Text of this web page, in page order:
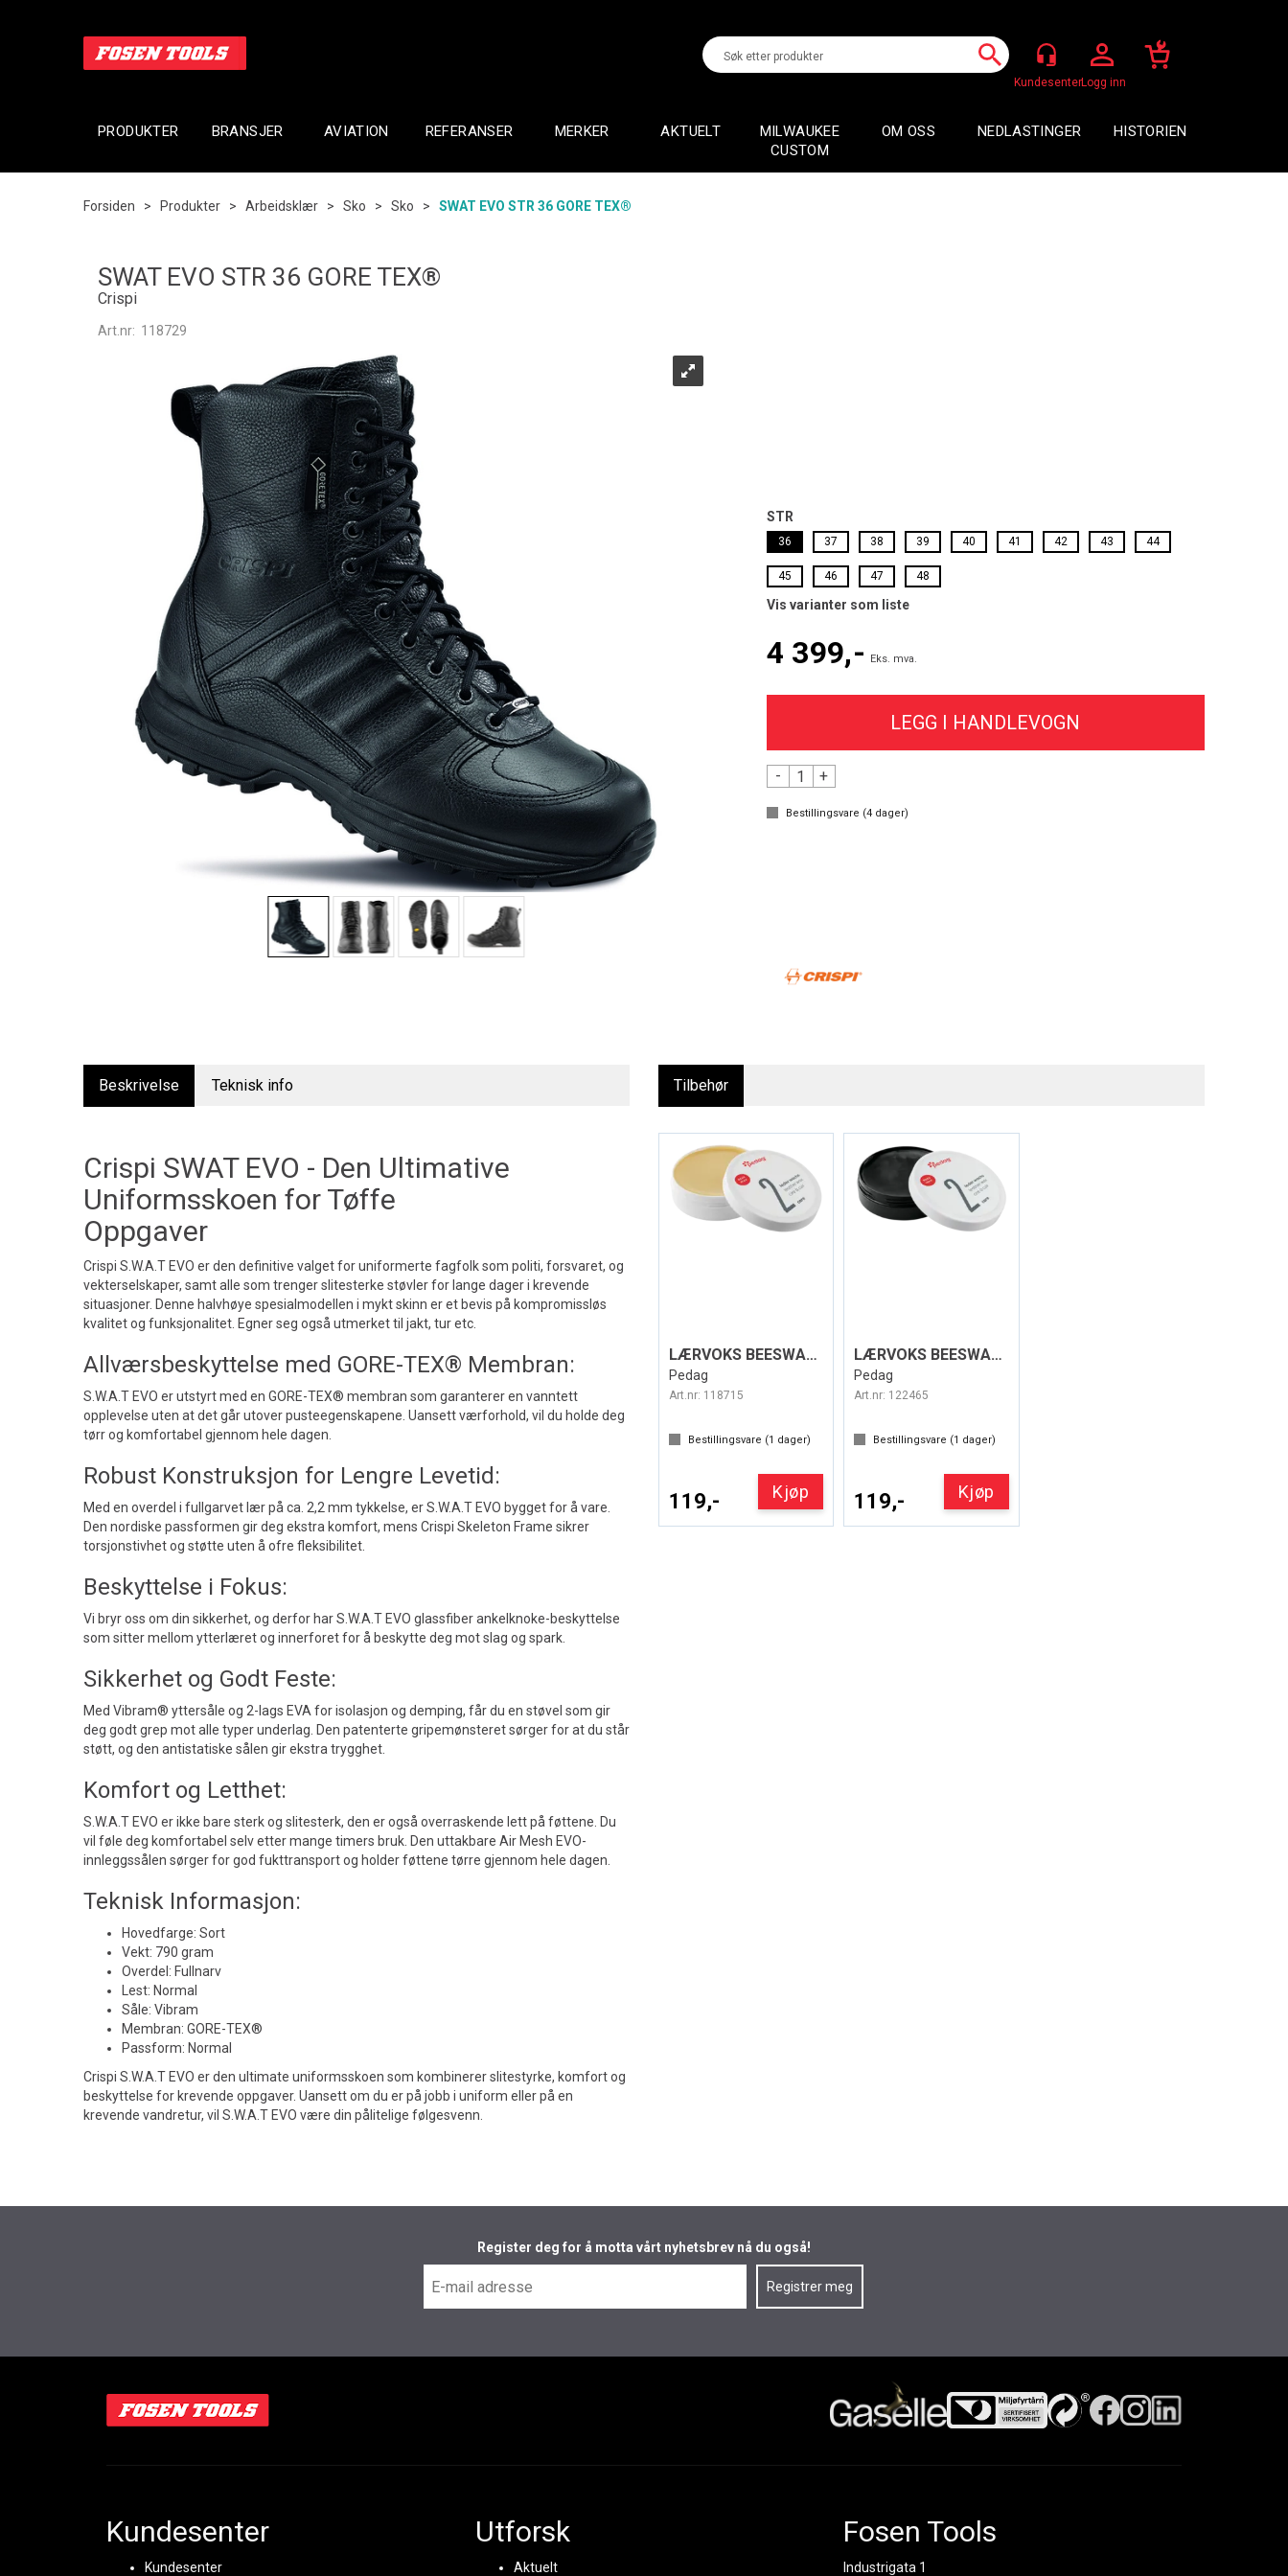
Logg inn
PRODUKTER BRANSJER AVIATION REFERANSER MERKER AKTUELT
MILWAUKEE
CUSTOM
OM OSS NEDLASTINGER HISTORIEN
Forsiden > Produkter > Arbeidsklær > Sko > Sko > SWAT EVO STR 36 GORE TEX®
SWAT EVO STR 36 GORE TEX®
Crispi
Art.nr: 118729
STR
36 37 38 39 40 41 42 43 44
45 46 47 48
Vis varianter som liste
4 399,- Eks. mva.
- +
Bestillingsvare (4dager)
Beskrivelse Teknisk info
Crispi SWAT EVO - Den Ultimative
Uniformsskoen for Tøffe
Oppgaver
Crispi S.W.A.T EVO er den definitive valget for uniformerte fagfolk som politi, forsvaret, og
vekterselskaper, samt alle som trenger slitesterke støvler for lange dager i krevende
situasjoner. Denne halvhøye spesialmodellen i mykt skinn er et bevis på kompromissløs
kvalitet og funksjonalitet. Egner seg også utmerket til jakt, tur etc.
Allværsbeskyttelse med GORE-TEX® Membran:
S.W.A.T EVO er utstyrt med en GORE-TEX® membran som garanterer en vanntett
opplevelse uten at det går utover pusteegenskapene. Uansett værforhold, vil du holde deg
tørr og komfortabel gjennom hele dagen.
Robust Konstruksjon for Lengre Levetid:
Med en overdel i fullgarvet lær på ca. 2,2 mm tykkelse, er S.W.A.T EVO bygget for å vare.
Den nordiske passformen gir deg ekstra komfort, mens Crispi Skeleton Frame sikrer
torsjonstivhet og støtte uten å ofre fleksibilitet.
Beskyttelse i Fokus:
Vi bryr oss om din sikkerhet, og derfor har S.W.A.T EVO glassfiber ankelknoke-beskyttelse
som sitter mellom ytterlæret og innerforet for å beskytte deg mot slag og spark.
Sikkerhet og Godt Feste:
Med Vibram® yttersåle og 2-lags EVA for isolasjon og demping, får du en støvel som gir
deg godt grep mot alle typer underlag. Den patenterte gripemønsteret sørger for at du står
støtt, og den antistatiske sålen gir ekstra trygghet.
Komfort og Letthet:
S.W.A.T EVO er ikke bare sterk og slitesterk, den er også overraskende lett på føttene. Du
vil føle deg komfortabel selv etter mange timers bruk. Den uttakbare Air Mesh EVO-
innleggssålen sørger for god fukttransport og holder føttene tørre gjennom hele dagen.
Teknisk Informasjon:
Hovedfarge: Sort
Vekt: 790 gram
Overdel: Fullnarv
Lest: Normal
Såle: Vibram
Membran: GORE-TEX®
Passform: Normal
Crispi S.W.A.T EVO er den ultimate uniformsskoen som kombinerer slitestyrke, komfort og
beskyttelse for krevende oppgaver. Uansett om du er på jobb i uniform eller på en
krevende vandretur, vil S.W.A.T EVO være din pålitelige følgesvenn.
Tilbehør
LÆRVOKS BEESWAX NØYTRAL 100ml
Pedag
Art.nr: 118715
Bestillingsvare (1 dager)
119,- Kjøp
LÆRVOKS BEESWAX SVART 100ml
Pedag
Art.nr: 122465
Bestillingsvare (1 dager)
119,- Kjøp
Register deg for å motta vårt nyhetsbrev nå du også!
Kundesenter
Kundesenter
Utforsk
Aktuelt
Fosen Tools
Industrigata 1